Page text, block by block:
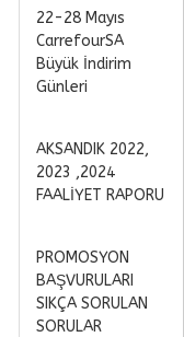
22-28 Mayıs
CarrefourSA
Büyük İndirim
Günleri
AKSANDIK 2022,
2023 ,2024
FAALİYET RAPORU
PROMOSYON
BAŞVURULARI
SIKÇA SORULAN
SORULAR